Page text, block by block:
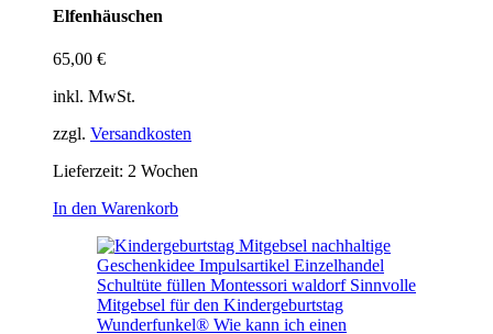
Elfenhäuschen
65,00 €
inkl. MwSt.
zzgl. Versandkosten
Lieferzeit: 2 Wochen
In den Warenkorb